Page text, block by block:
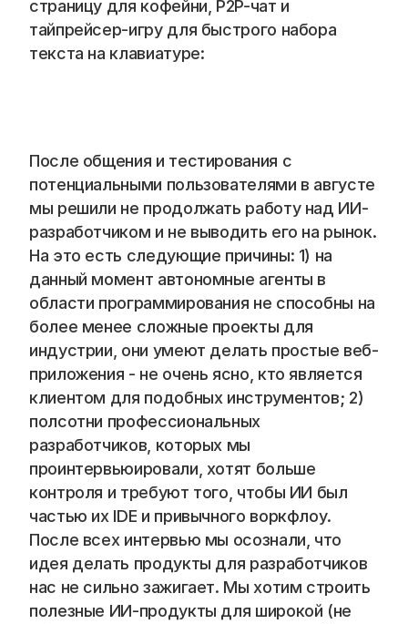
📞 Спросить менеджера
страницу для кофейни, P2P-чат и
тайпрейсер-игру для быстрого набора
текста на клавиатуре:
После общения и тестирования с
потенциальными пользователями в августе
мы решили не продолжать работу над ИИ-
разработчиком и не выводить его на рынок.
На это есть следующие причины: 1) на
данный момент автономные агенты в
области программирования не способны на
более менее сложные проекты для
индустрии, они умеют делать простые веб-
приложения - не очень ясно, кто является
клиентом для подобных инструментов; 2)
полсотни профессиональных
разработчиков, которых мы
проинтервьюировали, хотят больше
контроля и требуют того, чтобы ИИ был
частью их IDE и привычного воркфлоу.
После всех интервью мы осознали, что
идея делать продукты для разработчиков
нас не сильно зажигает. Мы хотим строить
полезные ИИ-продукты для широкой (не